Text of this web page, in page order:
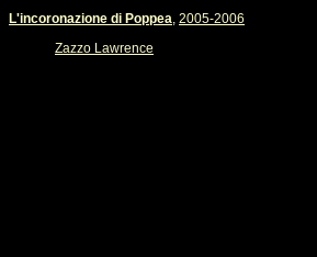
L'incoronazione di Poppea, 2005-2006
Zazzo Lawrence